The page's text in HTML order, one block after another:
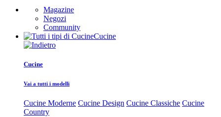
Magazine
Negozi
Community
Cucine
Cucine
Vai a tutti i modelli
Cucine Moderne Cucine Design Cucine Classiche Cucine
Country